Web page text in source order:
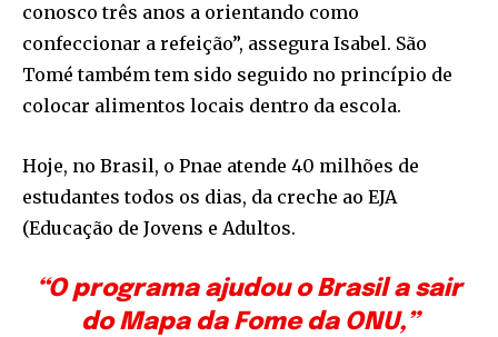
conosco três anos a orientando como
confeccionar a refeição”, assegura Isabel. São
Tomé também tem sido seguido no princípio de
colocar alimentos locais dentro da escola.
Hoje, no Brasil, o Pnae atende 40 milhões de
estudantes todos os dias, da creche ao EJA
(Educação de Jovens e Adultos.
“O programa ajudou o Brasil a sair
do Mapa da Fome da ONU,”